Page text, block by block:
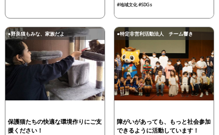
#地域文化#SDGs
●野良猫もみな、家族だよ
保護猫たちの快適な環境作りにご支
援ください！
●特定非営利活動法人 チーム響き
障がいがあっても、もっと社会参加
できるように活動しています！